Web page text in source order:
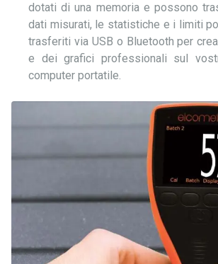
dotati di una memoria e possono
dati misurati, le statistiche e i limiti
trasferiti via USB o Bluetooth per
e dei grafici professionali sul
computer portatile.